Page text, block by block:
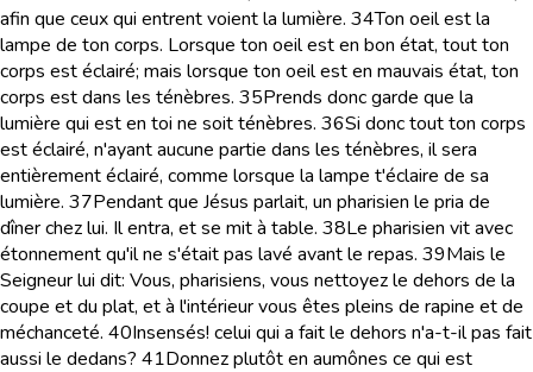
afin que ceux qui entrent voient la lumière. 34Ton oeil est la
lampe de ton corps. Lorsque ton oeil est en bon état, tout ton
corps est éclairé; mais lorsque ton oeil est en mauvais état, ton
corps est dans les ténèbres. 35Prends donc garde que la
lumière qui est en toi ne soit ténèbres. 36Si donc tout ton corps
est éclairé, n'ayant aucune partie dans les ténèbres, il sera
entièrement éclairé, comme lorsque la lampe t'éclaire de sa
lumière. 37Pendant que Jésus parlait, un pharisien le pria de
dîner chez lui. Il entra, et se mit à table. 38Le pharisien vit avec
étonnement qu'il ne s'était pas lavé avant le repas. 39Mais le
Seigneur lui dit: Vous, pharisiens, vous nettoyez le dehors de la
coupe et du plat, et à l'intérieur vous êtes pleins de rapine et de
méchanceté. 40Insensés! celui qui a fait le dehors n'a-t-il pas fait
aussi le dedans? 41Donnez plutôt en aumônes ce qui est